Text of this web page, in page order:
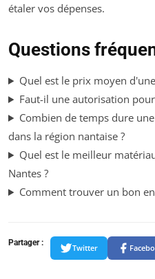
étaler vos dépenses.
Questions
Quel est le prix moyen
Faut-il une autorisation
Combien de temps dure
dans la région nantaise ?
Quel est le meilleur
Nantes ?
Comment trouver un bon
Partager :
Twitter